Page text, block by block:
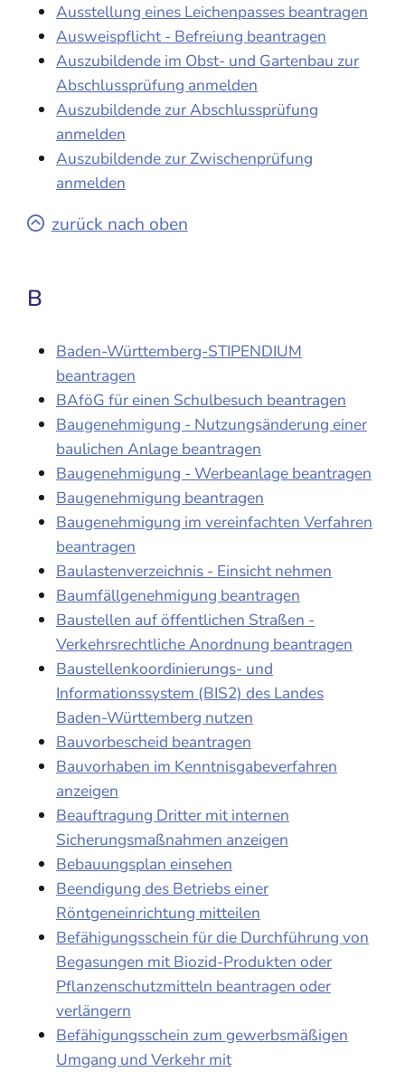
Ausstellung eines Leichenpasses beantragen
Ausweispflicht - Befreiung beantragen
Auszubildende im Obst- und Gartenbau zur
Abschlussprüfung anmelden
Auszubildende zur Abschlussprüfung
anmelden
Auszubildende zur Zwischenprüfung
anmelden
zurück nach oben
B
Baden-Württemberg-STIPENDIUM
beantragen
BAföG für einen Schulbesuch beantragen
Baugenehmigung - Nutzungsänderung einer
baulichen Anlage beantragen
Baugenehmigung - Werbeanlage beantragen
Baugenehmigung beantragen
Baugenehmigung im vereinfachten Verfahren
beantragen
Baulastenverzeichnis - Einsicht nehmen
Baumfällgenehmigung beantragen
Baustellen auf öffentlichen Straßen -
Verkehrsrechtliche Anordnung beantragen
Baustellenkoordinierungs- und
Informationssystem (BIS2) des Landes
Baden-Württemberg nutzen
Bauvorbescheid beantragen
Bauvorhaben im Kenntnisgabeverfahren
anzeigen
Beauftragung Dritter mit internen
Sicherungsmaßnahmen anzeigen
Bebauungsplan einsehen
Beendigung des Betriebs einer
Röntgeneinrichtung mitteilen
Befähigungsschein für die Durchführung von
Begasungen mit Biozid-Produkten oder
Pflanzenschutzmitteln beantragen oder
verlängern
Befähigungsschein zum gewerbsmäßigen
Umgang und Verkehr mit